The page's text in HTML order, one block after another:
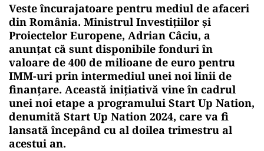
Veste încurajatoare pentru mediul de afaceri
din România. Ministrul Investițiilor și
Proiectelor Europene, Adrian Câciu, a
anunțat că sunt disponibile fonduri în
valoare de 400 de milioane de euro pentru
IMM-uri prin intermediul unei noi linii de
finanțare. Această inițiativă vine în cadrul
unei noi etape a programului Start Up Nation,
denumită Start Up Nation 2024, care va fi
lansată începând cu al doilea trimestru al
acestui an.